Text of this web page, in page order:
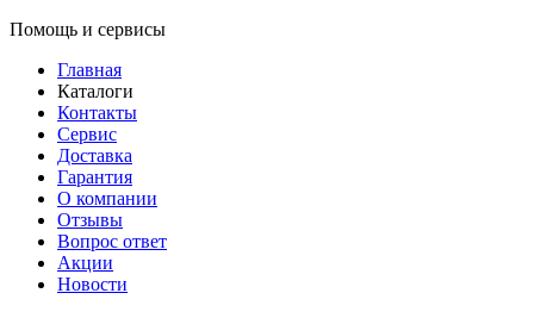
Помощь и сервисы
Главная
Каталоги
Контакты
Сервис
Доставка
Гарантия
О компании
Отзывы
Вопрос ответ
Акции
Новости